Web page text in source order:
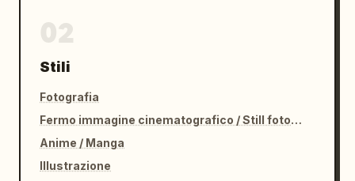
Stili
Fotografia
Fermo immagine cinematografico / Still fotografico
Anime / Manga
Illustrazione